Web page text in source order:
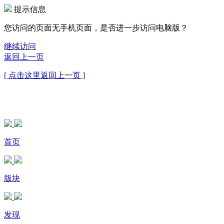
提示信息
您访问的页面无手机页面，是否进一步访问电脑版？
继续访问
返回上一页
[ 点击这里返回上一页 ]
首页
版块
发现